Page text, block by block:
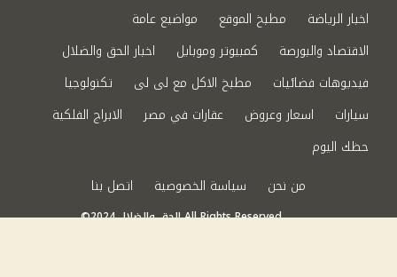
اخبار الرياضة
مطبخ الموقع
مواضيع عامة
الاقتصاد والبورصة
كمبيوتر وموبايل
اخبار الحق والضلال
فيديوهات فضائيات
مطبخ الاكل مع لى لى
تكنولوجيا
سيارات
اسعار وعروض عقارات في مصر
الابراج الفلكية
حظك اليوم
من نحن
سياسة الخصوصية اتصل بنا
©2024 الحق والضلال All Rights Reserved.